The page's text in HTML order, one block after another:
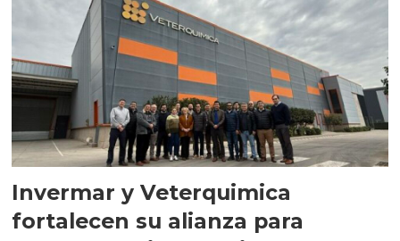
Invermar y Veterquimica
fortalecen su alianza para